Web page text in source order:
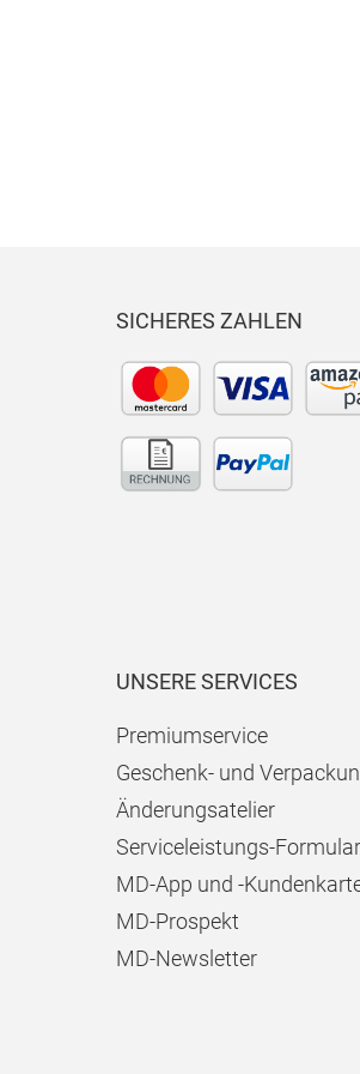
SICHERES ZAHLEN
UNSERE SERVICES
Premiumservice
Geschenk- und
Änderungsatelier
Serviceleistungs-Formular
MD-App und -
MD-Prospekt
MD-Newsletter